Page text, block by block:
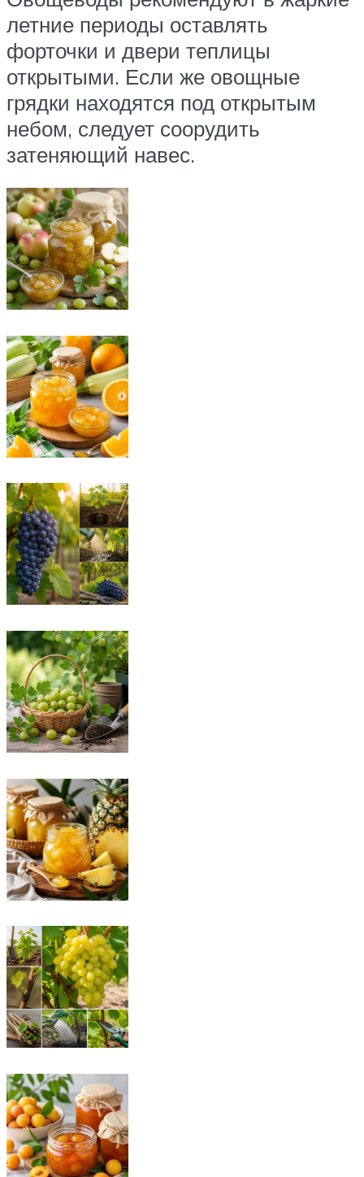
летние периоды оставлять
форточки и двери теплицы
открытыми. Если же овощные
грядки находятся под открытым
небом, следует соорудить
затеняющий навес.